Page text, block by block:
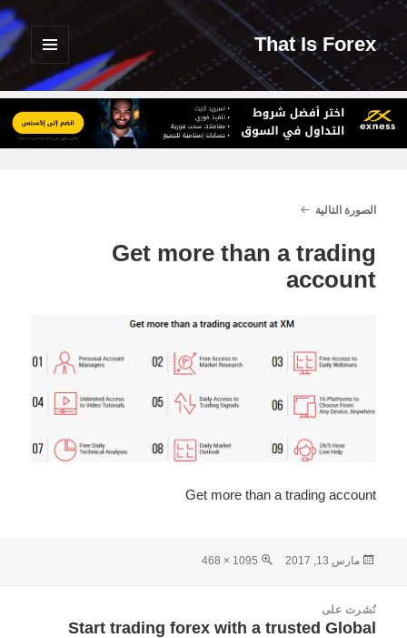
That Is Forex
القائمة
والودجات
الصورة التالية
Get more than a trading
account
Get more than a trading account
نُشرت
مارس 13, 2017
الحجم
1095 × 468
المقالاتنُشرت على
Start trading forex with a trusted Global